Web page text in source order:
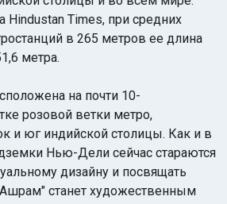
Hindustan Times, при средних
в 265 метров ее длина
метра.
на почти 10-
розовой ветки метро,
и юг индийской столицы. Как и в
Нью-Дели сейчас стараются
дизайну и посвящать
станет художественным